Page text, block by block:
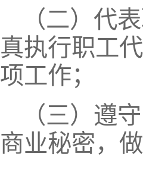
（二）代
真执行职工
项工作；
（三）遵
商业秘密，